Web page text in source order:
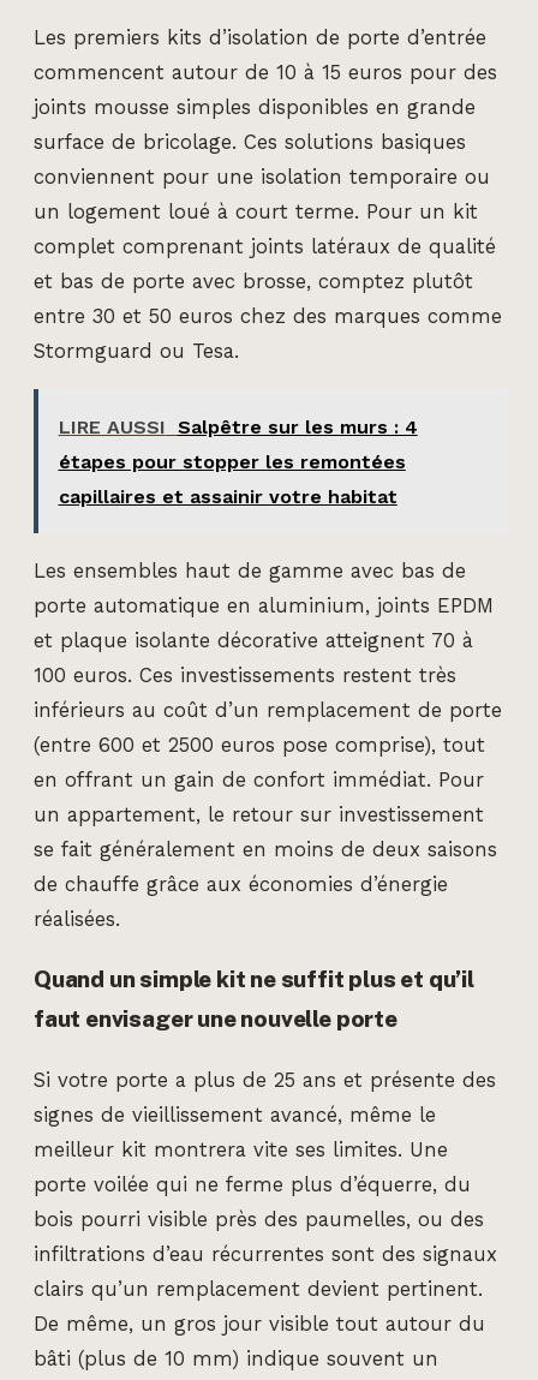
Les premiers kits d’isolation de porte d’entrée
commencent autour de 10 à 15 euros pour des
joints mousse simples disponibles en grande
surface de bricolage. Ces solutions basiques
conviennent pour une isolation temporaire ou
un logement loué à court terme. Pour un kit
complet comprenant joints latéraux de qualité
et bas de porte avec brosse, comptez plutôt
entre 30 et 50 euros chez des marques comme
Stormguard ou Tesa.
LIRE AUSSI Salpêtre sur les murs : 4
étapes pour stopper les remontées
capillaires et assainir votre habitat
Les ensembles haut de gamme avec bas de
porte automatique en aluminium, joints EPDM
et plaque isolante décorative atteignent 70 à
100 euros. Ces investissements restent très
inférieurs au coût d’un remplacement de porte
(entre 600 et 2500 euros pose comprise), tout
en offrant un gain de confort immédiat. Pour
un appartement, le retour sur investissement
se fait généralement en moins de deux saisons
de chauffe grâce aux économies d’énergie
réalisées.
Quand un simple kit ne suffit plus et qu’il
faut envisager une nouvelle porte
Si votre porte a plus de 25 ans et présente des
signes de vieillissement avancé, même le
meilleur kit montrera vite ses limites. Une
porte voilée qui ne ferme plus d’équerre, du
bois pourri visible près des paumelles, ou des
infiltrations d’eau récurrentes sont des signaux
clairs qu’un remplacement devient pertinent.
De même, un gros jour visible tout autour du
bâti (plus de 10 mm) indique souvent un